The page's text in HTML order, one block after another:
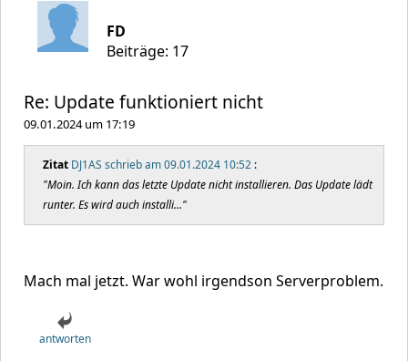
FD
Beiträge: 17
Re: Update funktioniert nicht
09.01.2024 um 17:19
Zitat DJ1AS schrieb am 09.01.2024 10:52 :
"Moin. Ich kann das letzte Update nicht installieren. Das Update lädt
runter. Es wird auch installi..."
Mach mal jetzt. War wohl irgendson Serverproblem.
antworten